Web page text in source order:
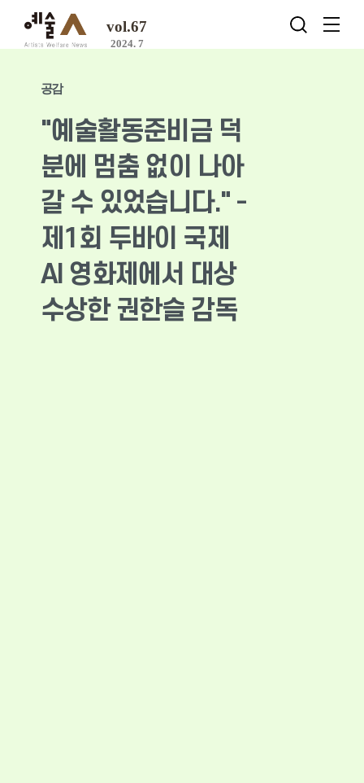
vol.67
2024. 7
공감
"예술활동준비금 덕
분에 멈춤 없이 나아
갈 수 있었습니다." -
제1회 두바이 국제
AI 영화제에서 대상
수상한 권한슬 감독